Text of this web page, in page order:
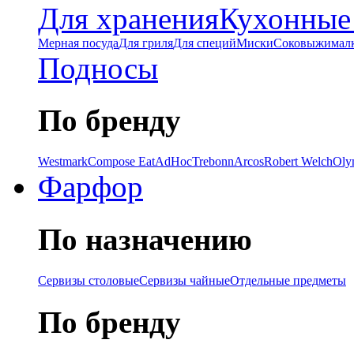
Для хранения
Мерная посудаДля гриляДля специйМиски
Подносы
По бренду
WestmarkCompose EatAdHocTrebonnArcosRobert Welch
Фарфор
По назначению
Сервизы столовыеСервизы чайныеОтдельные предметы
По бренду